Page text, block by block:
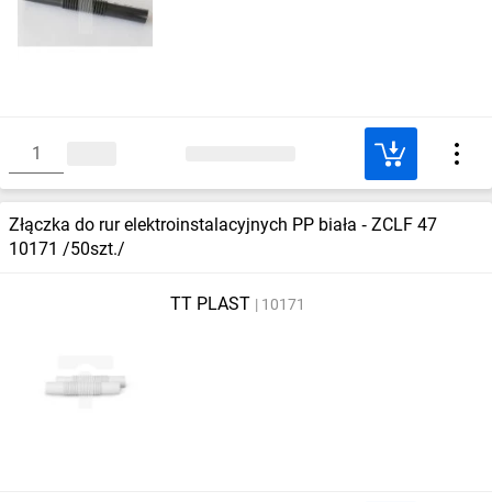
Złączka do rur elektroinstalacyjnych PP biała ‑ ZCLF 47
10171 /50szt./
TT PLAST 10171